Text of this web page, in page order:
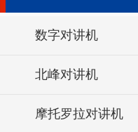
数字对讲机
北峰对讲机
摩托罗拉对讲机